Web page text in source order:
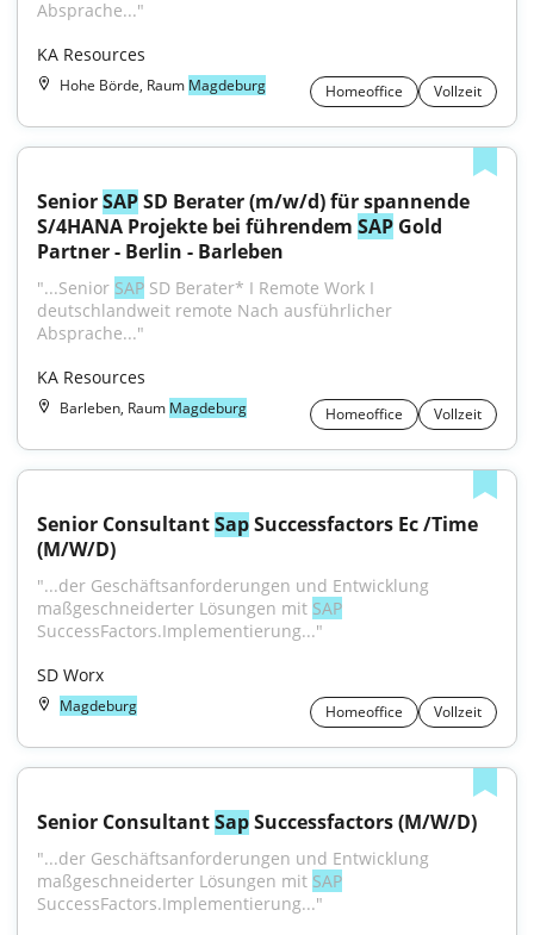
Absprache..."
KA Resources
Hohe Börde, Raum Magdeburg Homeoffice Vollzeit
Senior SAP SD Berater (m/w/d) für spannende
S/4HANA Projekte bei führendem SAP Gold
Partner - Berlin - Barleben
"...Senior SAP SD Berater* I Remote Work I
deutschlandweit remote Nach ausführlicher
Absprache..."
KA Resources
Barleben, Raum Magdeburg Homeoffice Vollzeit
Senior Consultant Sap Successfactors Ec /Time
(M/W/D)
"...der Geschäftsanforderungen und Entwicklung
maßgeschneiderter Lösungen mit SAP
SuccessFactors.Implementierung..."
SD Worx
Magdeburg Homeoffice Vollzeit
Senior Consultant Sap Successfactors (M/W/D)
"...der Geschäftsanforderungen und Entwicklung
maßgeschneiderter Lösungen mit SAP
SuccessFactors.Implementierung..."